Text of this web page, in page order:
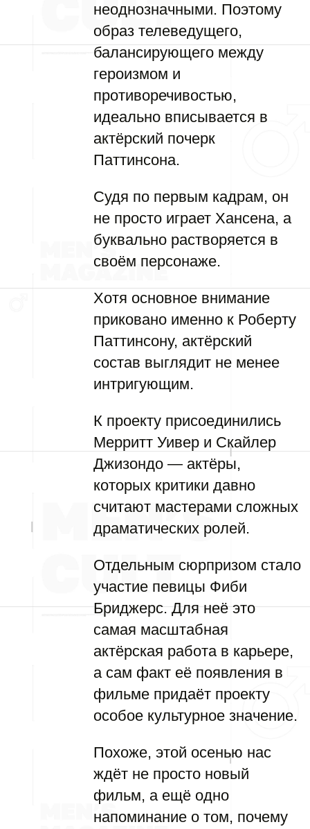
неоднозначными. Поэтому
образ телеведущего,
балансирующего между
героизмом и
противоречивостью,
идеально вписывается в
актёрский почерк
Паттинсона.
Судя по первым кадрам, он
не просто играет Хансена, а
буквально растворяется в
своём персонаже.
Хотя основное внимание
приковано именно к Роберту
Паттинсону, актёрский
состав выглядит не менее
интригующим.
К проекту присоединились
Мерритт Уивер и Скайлер
Джизондо — актёры,
которых критики давно
считают мастерами сложных
драматических ролей.
Отдельным сюрпризом стало
участие певицы Фиби
Бриджерс. Для неё это
самая масштабная
актёрская работа в карьере,
а сам факт её появления в
фильме придаёт проекту
особое культурное значение.
Похоже, этой осенью нас
ждёт не просто новый
фильм, а ещё одно
напоминание о том, почему